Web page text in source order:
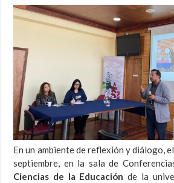
En un ambiente de reflexión y diálogo,
septiembre, en la sala de
Ciencias de la Educación de la